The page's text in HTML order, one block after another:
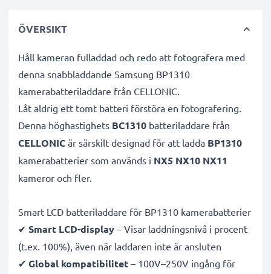
ÖVERSIKT
Håll kameran fulladdad och redo att fotografera med
denna snabbladdande Samsung BP1310
kamerabatteriladdare från CELLONIC.
Låt aldrig ett tomt batteri förstöra en fotografering.
Denna höghastighets BC1310 batteriladdare från
CELLONIC är särskilt designad för att ladda BP1310
kamerabatterier som används i NX5 NX10 NX11
kameror och fler.
Smart LCD batteriladdare för BP1310 kamerabatterier
✔ Smart LCD-display – Visar laddningsnivå i procent
(t.ex. 100%), även när laddaren inte är ansluten
✔ Global kompatibilitet – 100V–250V ingång för